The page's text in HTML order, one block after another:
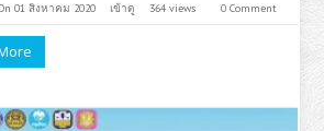
01 สิงหาคม 2020 เข้าดู 364 views 0 Comment